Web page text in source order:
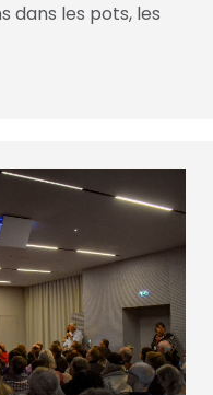
dans les pots, les